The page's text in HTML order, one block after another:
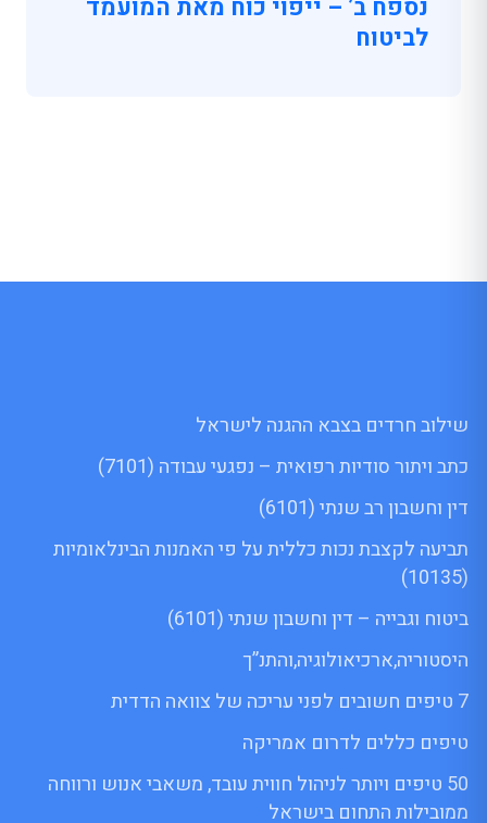
נספח ב’ – ייפוי כוח מאת המועמד
לביטוח
שילוב חרדים בצבא ההגנה לישראל
כתב ויתור סודיות רפואית – נפגעי עבודה (7101)
דין וחשבון רב שנתי (6101)
תביעה לקצבת נכות כללית על פי האמנות הבינלאומיות
(10135)
ביטוח וגבייה – דין וחשבון שנתי (6101)
היסטוריה,ארכיאולוגיה,והתנ”ך
7 טיפים חשובים לפני עריכה של צוואה הדדית
טיפים כללים לדרום אמריקה
50 טיפים ויותר לניהול חווית עובד, משאבי אנוש ורווחה
ממובילות התחום בישראל